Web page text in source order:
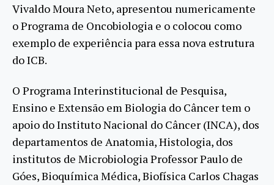
Vivaldo Moura Neto, apresentou numericamente
o Programa de Oncobiologia e o colocou como
exemplo de experiência para essa nova estrutura
do ICB.
O Programa Interinstitucional de Pesquisa,
Ensino e Extensão em Biologia do Câncer tem o
apoio do Instituto Nacional do Câncer (INCA), dos
departamentos de Anatomia, Histologia, dos
institutos de Microbiologia Professor Paulo de
Góes, Bioquímica Médica, Biofísica Carlos Chagas